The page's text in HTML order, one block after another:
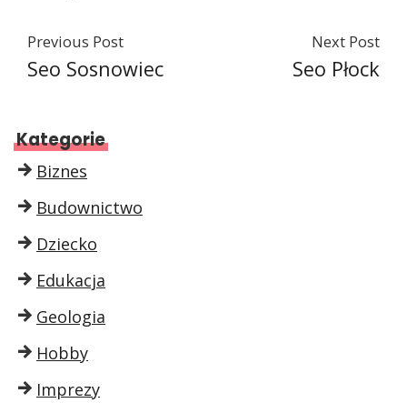
Previous Post
Seo Sosnowiec
Next Post
Seo Płock
Kategorie
Biznes
Budownictwo
Dziecko
Edukacja
Geologia
Hobby
Imprezy